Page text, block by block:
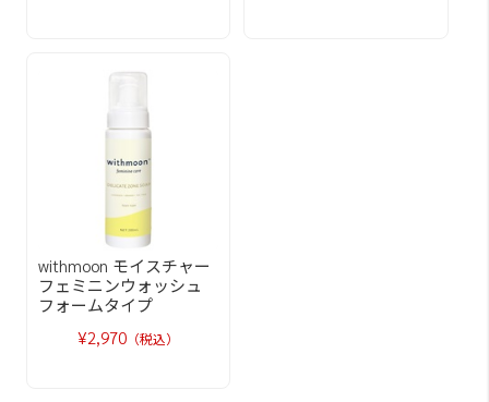
withmoon モイスチャー
フェミニンウォッシュ
フォームタイプ
¥2,970 （税込）